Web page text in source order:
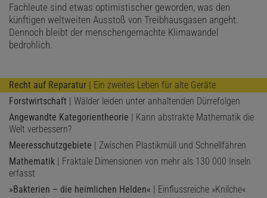
Fachleute sind etwas optimistischer geworden, was den
künftigen weltweiten Ausstoß von Treibhausgasen angeht.
Dennoch bleibt der menschengemachte Klimawandel
bedrohlich.
Recht auf Reparatur | Ein zweites Leben für alte Geräte
Forstwirtschaft | Wälder leiden unter anhaltenden Dürrefolgen
Angewandte Kategorientheorie | Kann abstrakte Mathematik die
Welt verbessern?
Meeresschutzgebiete | Zwischen Plastikmüll und Schnellfähren
Mathematik | Fraktale Dimensionen von mehr als 130 000 Inseln
erfasst
»Bakterien – die heimlichen Helden« | Einflussreiche »Knilche«